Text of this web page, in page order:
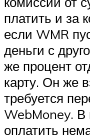
платить и за
если WMR
деньги с
же процент
карту. Он же
требуется
WebMoney. В
оплатить